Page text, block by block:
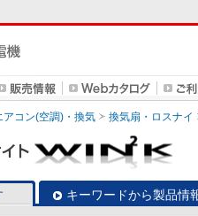
アコン(空調)・換気 換気扇・ロスナイ
キーワードから製品情